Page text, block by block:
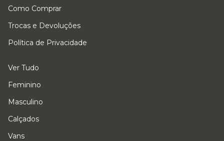
Como Comprar
Trocas e Devoluções
Política de Privacidade
Ver Tudo
Feminino
Masculino
Calçados
Vans